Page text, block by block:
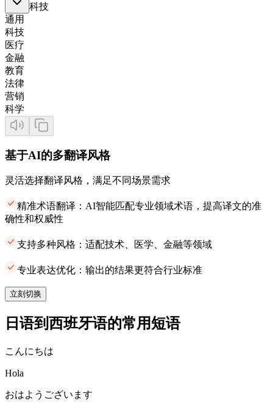
科技
通用
科技
医疗
金融
教育
法律
营销
科学
基于AI的多翻译风格
灵活选择翻译风格，满足不同场景需求
精准术语翻译：AI智能匹配专业领域术语，提高译文的准
确性和权威性
支持多种风格：适配技术、医学、金融等领域
专业表达优化：输出的结果更符合行业标准
立刻切换
日语到西班牙语的常用短语
こんにちは
Hola
おはようございます